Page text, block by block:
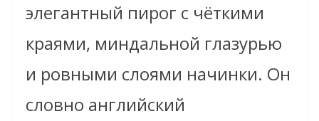
элегантный пирог с чёткими
краями, миндальной глазурью
и ровными слоями начинки. Он
словно английский